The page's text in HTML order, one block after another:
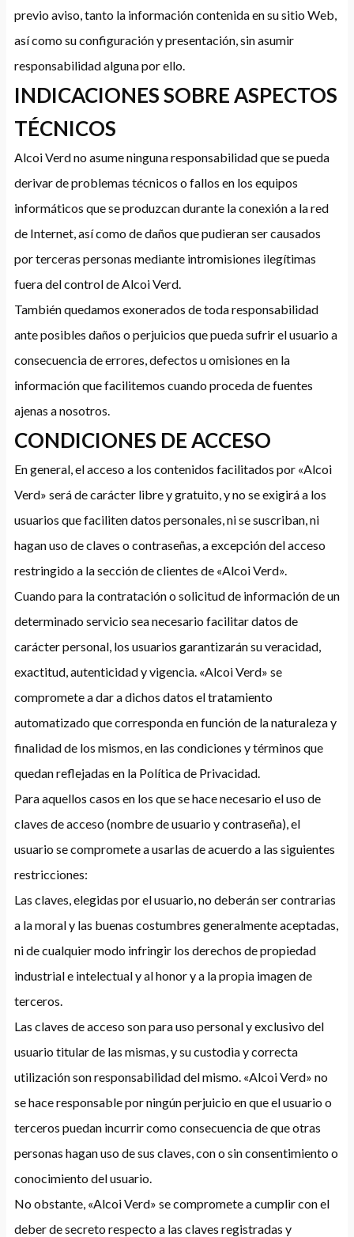
previo aviso, tanto la información contenida en su sitio Web,
así como su configuración y presentación, sin asumir
responsabilidad alguna por ello.
INDICACIONES SOBRE ASPECTOS
TÉCNICOS
Alcoi Verd no asume ninguna responsabilidad que se pueda
derivar de problemas técnicos o fallos en los equipos
informáticos que se produzcan durante la conexión a la red
de Internet, así como de daños que pudieran ser causados
por terceras personas mediante intromisiones ilegítimas
fuera del control de Alcoi Verd.
También quedamos exonerados de toda responsabilidad
ante posibles daños o perjuicios que pueda sufrir el usuario a
consecuencia de errores, defectos u omisiones en la
información que facilitemos cuando proceda de fuentes
ajenas a nosotros.
CONDICIONES DE ACCESO
En general, el acceso a los contenidos facilitados por «Alcoi
Verd» será de carácter libre y gratuito, y no se exigirá a los
usuarios que faciliten datos personales, ni se suscriban, ni
hagan uso de claves o contraseñas, a excepción del acceso
restringido a la sección de clientes de «Alcoi Verd».
Cuando para la contratación o solicitud de información de un
determinado servicio sea necesario facilitar datos de
carácter personal, los usuarios garantizarán su veracidad,
exactitud, autenticidad y vigencia. «Alcoi Verd» se
compromete a dar a dichos datos el tratamiento
automatizado que corresponda en función de la naturaleza y
finalidad de los mismos, en las condiciones y términos que
quedan reflejadas en la Política de Privacidad.
Para aquellos casos en los que se hace necesario el uso de
claves de acceso (nombre de usuario y contraseña), el
usuario se compromete a usarlas de acuerdo a las siguientes
restricciones:
Las claves, elegidas por el usuario, no deberán ser contrarias
a la moral y las buenas costumbres generalmente aceptadas,
ni de cualquier modo infringir los derechos de propiedad
industrial e intelectual y al honor y a la propia imagen de
terceros.
Las claves de acceso son para uso personal y exclusivo del
usuario titular de las mismas, y su custodia y correcta
utilización son responsabilidad del mismo. «Alcoi Verd» no
se hace responsable por ningún perjuicio en que el usuario o
terceros puedan incurrir como consecuencia de que otras
personas hagan uso de sus claves, con o sin consentimiento o
conocimiento del usuario.
No obstante, «Alcoi Verd» se compromete a cumplir con el
deber de secreto respecto a las claves registradas y